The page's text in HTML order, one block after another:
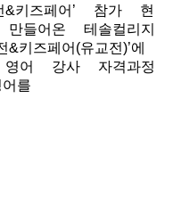
&키즈페어’ 참가 현
들어온 테솔컬리지
즈페어(유교전)’에
어 강사 자격과정
를